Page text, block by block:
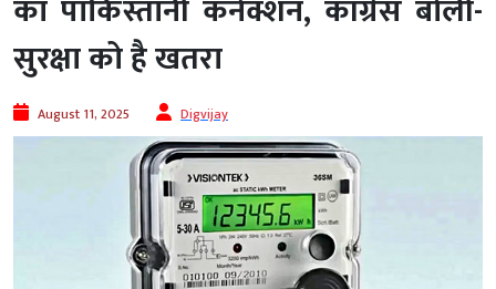
का पाकिस्तानी कनेक्शन, कांग्रेस बोली-
सुरक्षा को है खतरा
August 11, 2025 Digvijay